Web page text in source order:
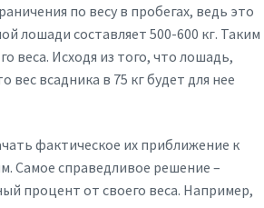
по весу в пробегах, ведь это
лошади составляет 500-600 кг. Таким
веса. Исходя из того, что лошадь,
всадника в 75 кг будет для нее
фактическое их приближение к
Самое справедливое решение –
процент от своего веса. Например,